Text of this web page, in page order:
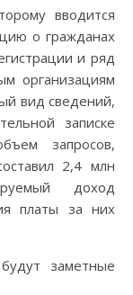
вводится
о гражданах
и ряд
организациям
вид сведений,
записке
запросов,
2,4 млн
доход
платы за них
заметные